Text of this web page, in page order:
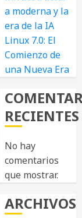
a moderna y la
era de la IA
Linux 7.0: El
Comienzo de
una Nueva Era
RECIENTES
No hay
comentarios
que mostrar.
ARCHIVOS